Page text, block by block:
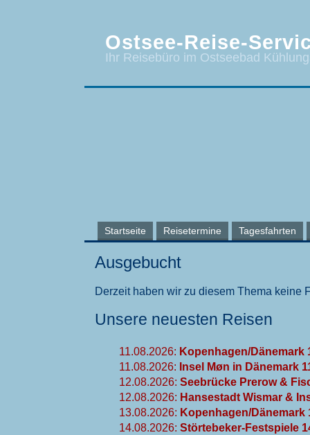
Ostsee-Reise-
Ihr Reisebüro im Ostseebad
Startseite Reisetermine Tagesfahrten
Ausgebucht
Derzeit haben wir zu diesem Thema keine
Unsere neuesten Reisen
11.08.2026: Kopenhagen/Dänemark
11.08.2026: Insel Møn in Dänemark
12.08.2026: Seebrücke Prerow &
12.08.2026: Hansestadt Wismar &
13.08.2026: Kopenhagen/Dänemark
14.08.2026: Störtebeker-Festspiele